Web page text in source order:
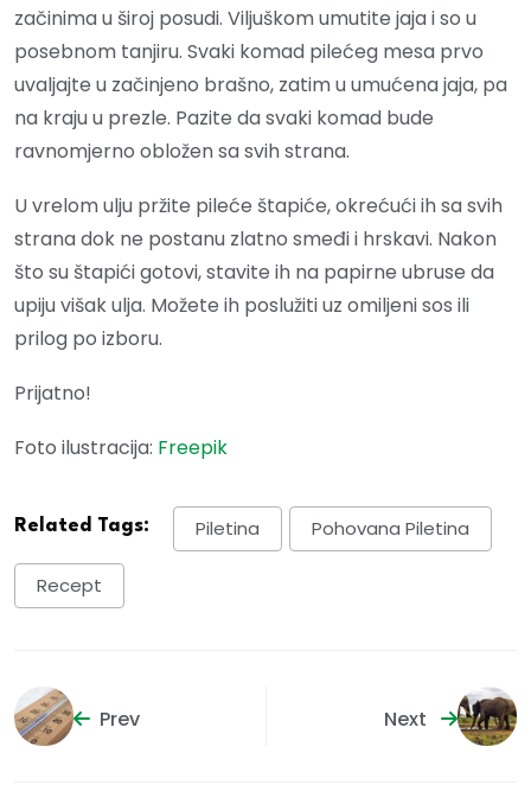
začinima u široj posudi. Viljuškom umutite jaja i so u
posebnom tanjiru. Svaki komad pilećeg mesa prvo
uvaljajte u začinjeno brašno, zatim u umućena jaja, pa
na kraju u prezle. Pazite da svaki komad bude
ravnomjerno obložen sa svih strana.
U vrelom ulju pržite pileće štapiće, okrećući ih sa svih
strana dok ne postanu zlatno smeđi i hrskavi. Nakon
što su štapići gotovi, stavite ih na papirne ubruse da
upiju višak ulja. Možete ih poslužiti uz omiljeni sos ili
prilog po izboru.
Prijatno!
Foto ilustracija: Freepik
Related Tags: Piletina Pohovana Piletina
Recept
Prev Next